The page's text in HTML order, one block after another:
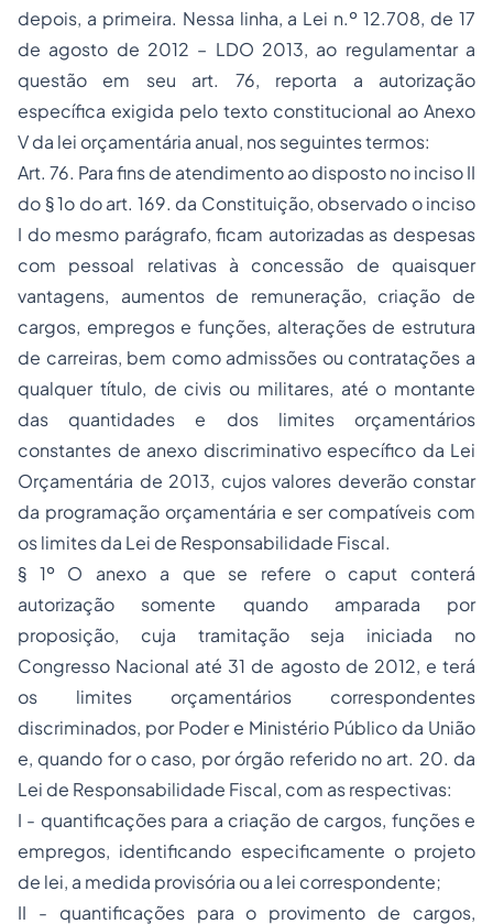
depois, a primeira. Nessa linha, a Lei n.º 12.708, de 17
de agosto de 2012 – LDO 2013, ao regulamentar a
questão em seu art. 76, reporta a autorização
específica exigida pelo texto constitucional ao Anexo
V da lei orçamentária anual, nos seguintes termos:
Art. 76. Para fins de atendimento ao disposto no inciso II
do § 1o do art. 169. da Constituição, observado o inciso
I do mesmo parágrafo, ficam autorizadas as despesas
com pessoal relativas à concessão de quaisquer
vantagens, aumentos de remuneração, criação de
cargos, empregos e funções, alterações de estrutura
de carreiras, bem como admissões ou contratações a
qualquer título, de civis ou militares, até o montante
das quantidades e dos limites orçamentários
constantes de anexo discriminativo específico da Lei
Orçamentária de 2013, cujos valores deverão constar
da programação orçamentária e ser compatíveis com
os limites da Lei de Responsabilidade Fiscal.
§ 1º O anexo a que se refere o caput conterá
autorização somente quando amparada por
proposição, cuja tramitação seja iniciada no
Congresso Nacional até 31 de agosto de 2012, e terá
os limites orçamentários correspondentes
discriminados, por Poder e Ministério Público da União
e, quando for o caso, por órgão referido no art. 20. da
Lei de Responsabilidade Fiscal, com as respectivas:
I - quantificações para a criação de cargos, funções e
empregos, identificando especificamente o projeto
de lei, a medida provisória ou a lei correspondente;
II - quantificações para o provimento de cargos,